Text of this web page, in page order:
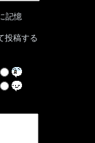
記憶
投稿する